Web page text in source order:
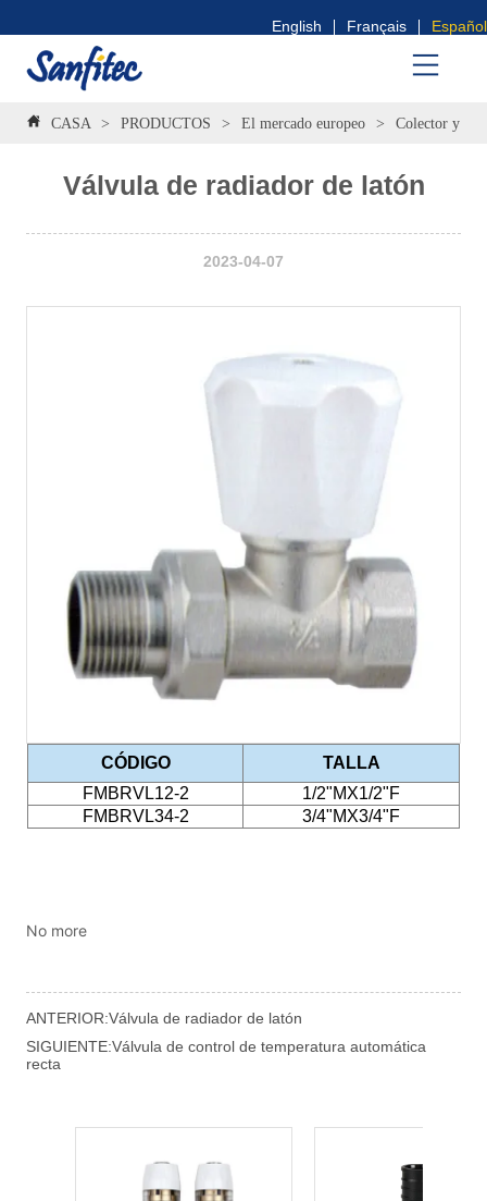
English Français Español
CASA > PRODUCTOS > El mercado europeo > Colector y
Válvula de radiador de latón
2023-04-07
No more
ANTERIOR:Válvula de radiador de latón
SIGUIENTE:Válvula de control de temperatura automática
recta